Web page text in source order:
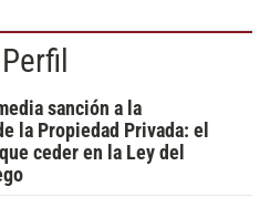
sanción a la
la Propiedad Privada: el
ceder en la Ley del